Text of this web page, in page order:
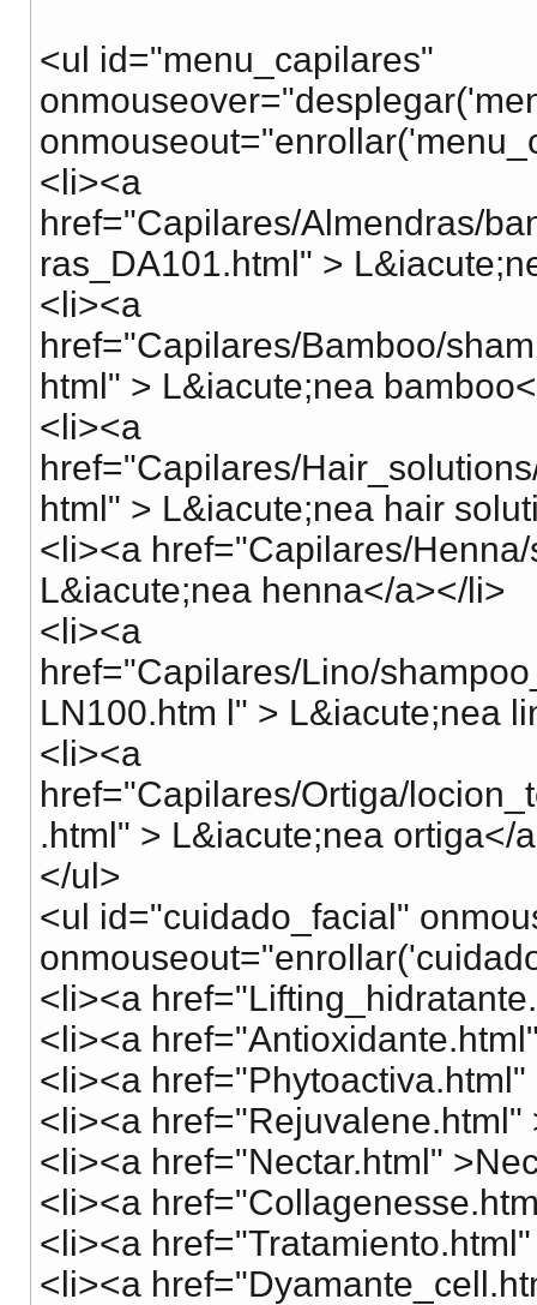
<ul id="menu_capilares"
<li><a
href="Capilares/Almendras/
ras_DA101.html" >
<li><a
href="Capilares/Bamboo/
html" > L&iacute;nea
<li><a
href="Capilares/
html" > L&iacute;nea hair
<li><a href="Capilares/
L&iacute;nea henna</a></li>
<li><a
href="Capilares/Lino/
LN100.htm l" > L&iacute;nea
<li><a
href="Capilares/Ortiga/
.html" > L&iacute;nea ortiga</
</ul>
<ul id="cuidado_facial"
<li><a
<li><a
<li><a
<li><a
<li><a href="Nectar.html"
<li><a
<li><a
<li><a